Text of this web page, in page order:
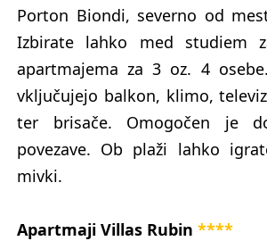
Porton Biondi, severno od
Izbirate lahko med studiem
apartmajema za 3 oz. 4
vključujejo balkon, klimo,
ter brisače. Omogočen je
povezave. Ob plaži lahko
mivki.
Apartmaji Villas Rubin ****